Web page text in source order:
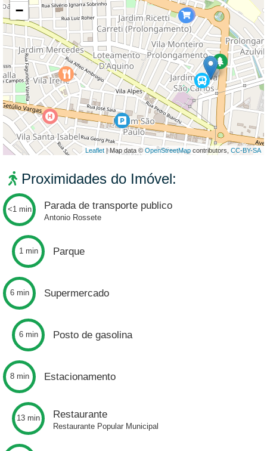
−
Leaflet | Map data © OpenStreetMap contributors, CC-BY-SA
Proximidades do Imóvel:
<1 min Parada de transporte publico
Antonio Rossete
1 min Parque
6 min Supermercado
6 min Posto de gasolina
8 min Estacionamento
13 min Restaurante
Restaurante Popular Municipal